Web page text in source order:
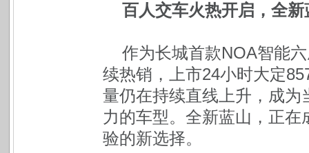
百人交车火热开启，全
作为长城首款NOA智能
续热销，上市24小时大定
量仍在持续直线上升，成
力的车型。全新蓝山，正
验的新选择。